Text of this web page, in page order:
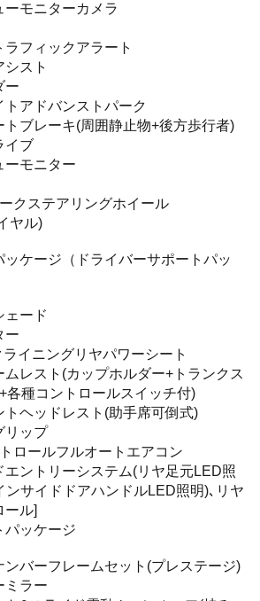
ーモニターカメラ
ラフィックアラート
シスト
ー
トアドバンストパーク
トブレーキ(周囲静止物+後方歩行者)
イブ
ーモニター
クステアリングホイール
ヤル)
ケージ（ドライバーサポートパッ
ェード
ー
ライニングリヤパワーシート
ムレスト(カップホルダー+トランクス
各種コントロールスイッチ付)
トヘッドレスト(助手席可倒式)
リップ
ロールフルオートエアコン
エントリーシステム(リヤ足元LED照
ンサイドドアハンドルLED照明)､リヤ
ール]
ッケージ
ンバーフレームセット(プレステージ)
ミラー